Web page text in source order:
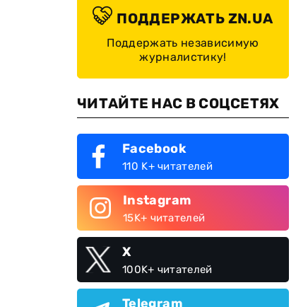
ПОДДЕРЖАТЬ ZN.UA
Поддержать независимую
журналистику!
ЧИТАЙТЕ НАС В СОЦСЕТЯХ
Facebook
110 K+ читателей
Instagram
15K+ читателей
X
100K+ читателей
Telegram